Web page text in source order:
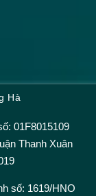
Hà
01F8015109
Thanh Xuân
số: 1619/HNO